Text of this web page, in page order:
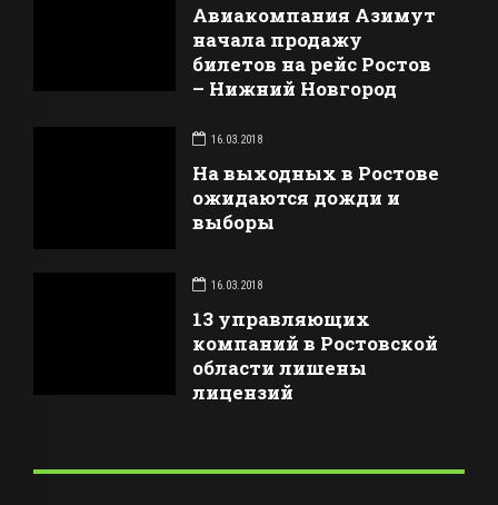
Авиакомпания Азимут
начала продажу
билетов на рейс Ростов
– Нижний Новгород
16.03.2018
На выходных в Ростове
ожидаются дожди и
выборы
16.03.2018
13 управляющих
компаний в Ростовской
области лишены
лицензий